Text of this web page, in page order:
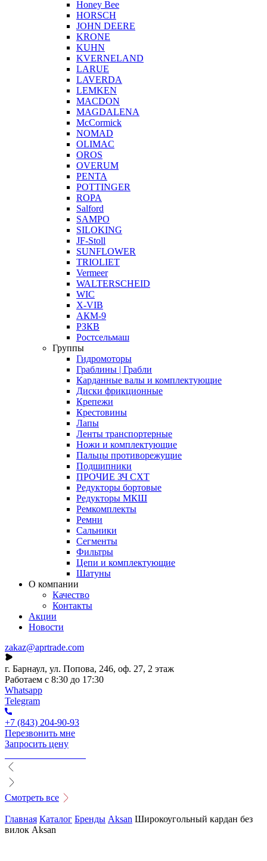
Honey Bee
HORSCH
JOHN DEERE
KRONE
KUHN
KVERNELAND
LARUE
LAVERDA
LEMKEN
MACDON
MAGDALENA
McCormick
NOMAD
OLIMAC
OROS
OVERUM
PENTA
POTTINGER
ROPA
Salford
SAMPO
SILOKING
JF-Stoll
SUNFLOWER
TRIOLIET
Vermeer
WALTERSCHEID
WIC
X-VIB
АКМ-9
РЗКВ
Ростсельмаш
Группы
Гидромоторы
Граблины | Грабли
Карданные валы и комплектующие
Диски фрикционные
Крепежи
Крестовины
Лапы
Ленты транспортерные
Ножи и комплектующие
Пальцы противорежущие
Подшипники
ПРОЧИЕ ЗЧ СХТ
Редукторы бортовые
Редукторы МКШ
Ремкомплекты
Ремни
Сальники
Сегменты
Фильтры
Цепи и комплектующие
Шатуны
О компании
Качество
Контакты
Акции
Новости
zakaz@aprtrade.com
г. Барнаул, ул. Попова, 246, оф. 27, 2 этаж
Работаем с 8:30 до 17:30
Whatsapp
Telegram
+7 (843) 204-90-93
Перезвонить мне
Запросить цену
Смотреть все
Главная Каталог Бренды Aksan Широкоугольный кардан без
вилок Aksan